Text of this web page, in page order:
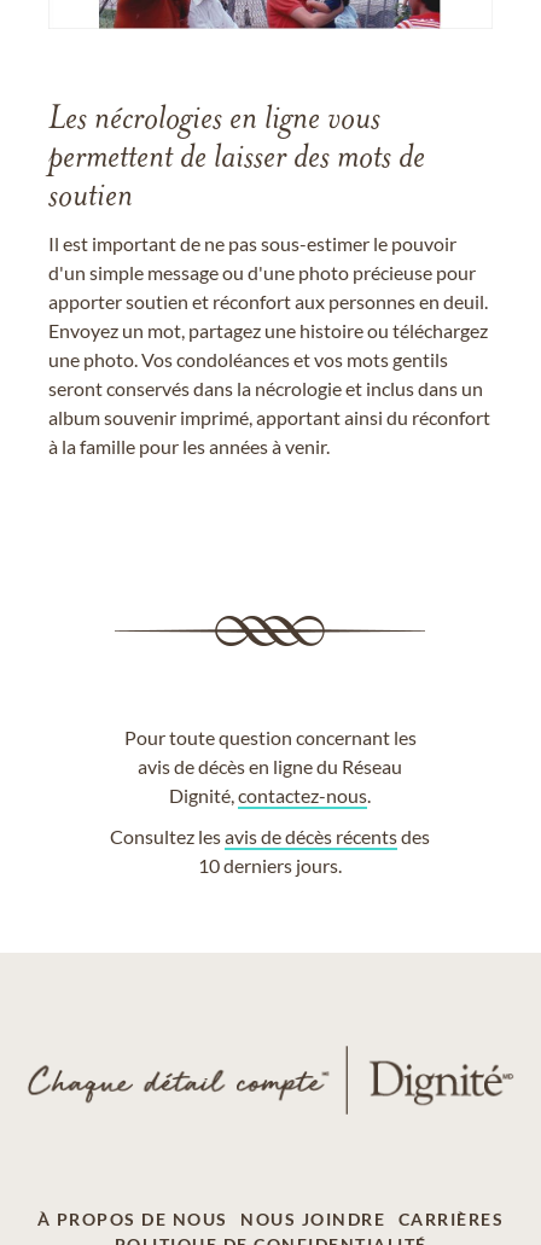
Les nécrologies en ligne vous
permettent de laisser des mots de
soutien
Il est important de ne pas sous-estimer le pouvoir
d'un simple message ou d'une photo précieuse pour
apporter soutien et réconfort aux personnes en deuil.
Envoyez un mot, partagez une histoire ou téléchargez
une photo. Vos condoléances et vos mots gentils
seront conservés dans la nécrologie et inclus dans un
album souvenir imprimé, apportant ainsi du réconfort
à la famille pour les années à venir.
Pour toute question concernant les
avis de décès en ligne du Réseau
Dignité,contactez-nous
Consultez lesavis de décès récentsdes
10 derniers jours.
À PROPOS DE NOUS NOUS JOINDRE
CARRIÈRES